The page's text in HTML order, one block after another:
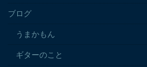
ブログ
うまかもん
ギターのこと